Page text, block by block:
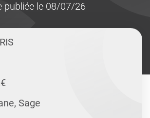
publiée le 08/07/26
Sage